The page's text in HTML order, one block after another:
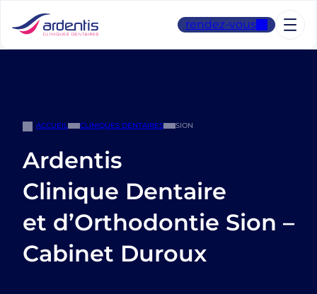
contenu
rendez-vous
ACCUEIL CLINIQUES DENTAIRES SION
Ardentis
Clinique Dentaire
et d’Orthodontie Sion –
Cabinet Duroux